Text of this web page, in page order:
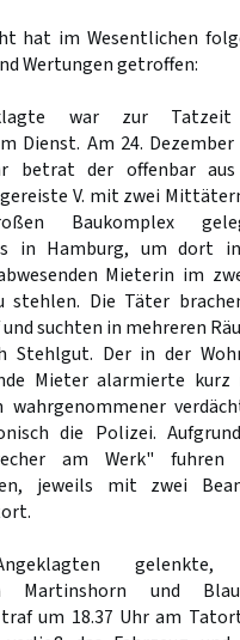
hat im Wesentlichen
Wertungen getroffen:
war zur
Dienst. Am 24. Dezember
betrat der offenbar
V. mit zwei
Baukomplex
in Hamburg, um dort
Mieterin im
stehlen. Die Täter
suchten in mehreren
Stehlgut. Der in der
Mieter alarmierte kurz
wahrgenommener
die Polizei.
am Werk" fuhren
jeweils mit zwei
Martinshorn und
um 18.37 Uhr am